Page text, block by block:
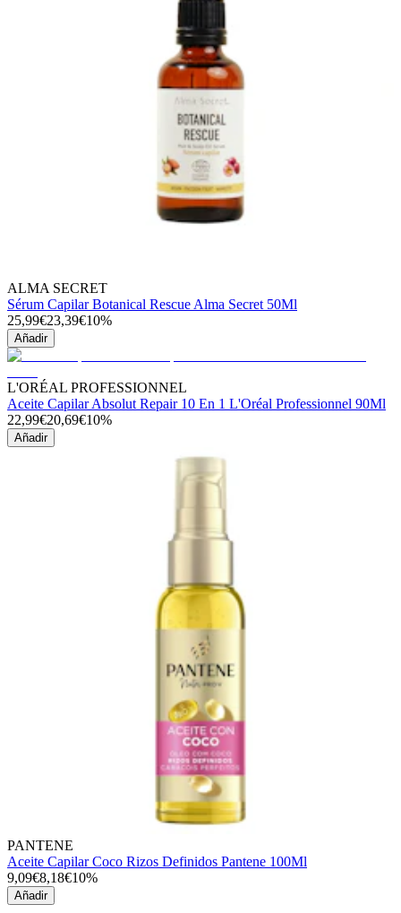
ALMA SECRET
Sérum Capilar Botanical Rescue Alma Secret 50Ml
25,99€23,39€10%
Añadir
L'ORÉAL PROFESSIONNEL
Aceite Capilar Absolut Repair 10 En 1 L'Oréal Professionnel 90Ml
22,99€20,69€10%
Añadir
PANTENE
Aceite Capilar Coco Rizos Definidos Pantene 100Ml
9,09€8,18€10%
Añadir